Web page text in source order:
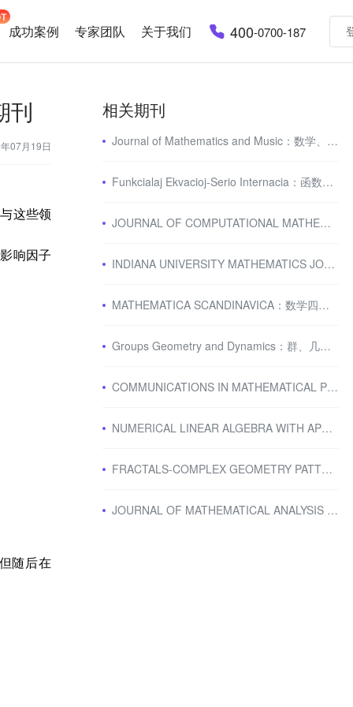
成功案例 专家团队 关于我们 400-0700-187
刊
07月19日
这些领
响因子
随后在
相关期刊
Journal of Mathematics and Music：数学、音乐交叉期刊
Funkcialaj Ekvacioj-Serio Internacia：函数方程期刊
JOURNAL OF COMPUTATIONAL MATHEMATICS：数值计算领域期刊
INDIANA UNIVERSITY MATHEMATICS JOURNAL：代数和拓扑学期刊
MATHEMATICA SCANDINAVICA：数学四区期刊
Groups Geometry and Dynamics：群、几何与动力学期刊
COMMUNICATIONS IN MATHEMATICAL PHYSICS：数学物理期刊
NUMERICAL LINEAR ALGEBRA WITH APPLICATIONS：数值线性代数与应用期刊
FRACTALS-COMPLEX GEOMETRY PATTERNS AND SCALING IN NATURE AND SOCIETY：分形。复杂几何知名期刊
JOURNAL OF MATHEMATICAL ANALYSIS AND APPLICATIONS：应用数学三区期刊